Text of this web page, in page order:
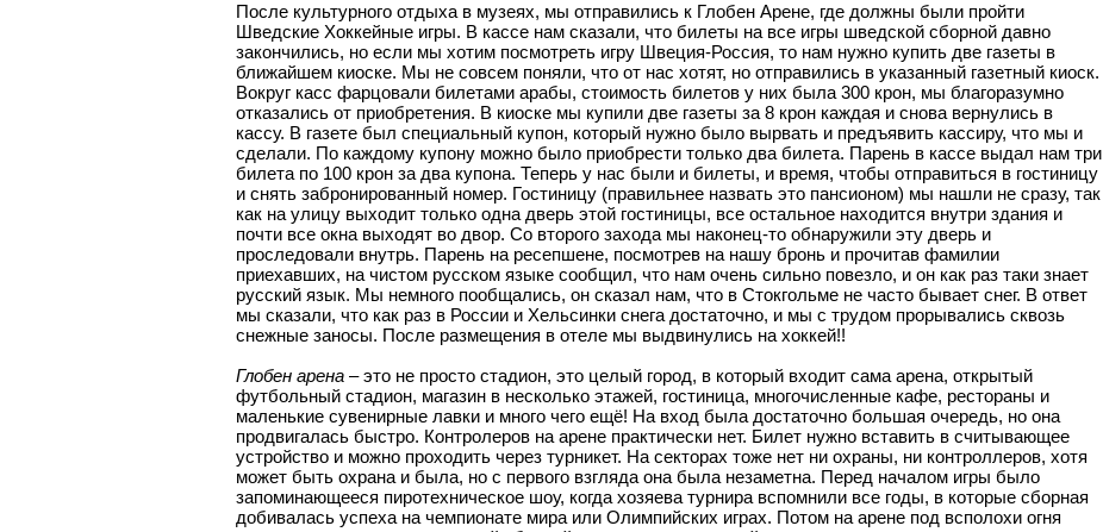
После культурного отдыха в музеях, мы отправились к Глобен Арене, где должны были пройти
Шведские Хоккейные игры. В кассе нам сказали, что билеты на все игры шведской сборной давно
закончились, но если мы хотим посмотреть игру Швеция-Россия, то нам нужно купить две газеты в
ближайшем киоске. Мы не совсем поняли, что от нас хотят, но отправились в указанный газетный киоск.
Вокруг касс фарцовали билетами арабы, стоимость билетов у них была 300 крон, мы благоразумно
отказались от приобретения. В киоске мы купили две газеты за 8 крон каждая и снова вернулись в
кассу. В газете был специальный купон, который нужно было вырвать и предъявить кассиру, что мы и
сделали. По каждому купону можно было приобрести только два билета. Парень в кассе выдал нам три
билета по 100 крон за два купона. Теперь у нас были и билеты, и время, чтобы отправиться в гостиницу
и снять забронированный номер. Гостиницу (правильнее назвать это пансионом) мы нашли не сразу, так
как на улицу выходит только одна дверь этой гостиницы, все остальное находится внутри здания и
почти все окна выходят во двор. Со второго захода мы наконец-то обнаружили эту дверь и
проследовали внутрь. Парень на ресепшене, посмотрев на нашу бронь и прочитав фамилии
приехавших, на чистом русском языке сообщил, что нам очень сильно повезло, и он как раз таки знает
русский язык. Мы немного пообщались, он сказал нам, что в Стокгольме не часто бывает снег. В ответ
мы сказали, что как раз в России и Хельсинки снега достаточно, и мы с трудом прорывались сквозь
снежные заносы. После размещения в отеле мы выдвинулись на хоккей!!
Глобен арена – это не просто стадион, это целый город, в который входит сама арена, открытый
футбольный стадион, магазин в несколько этажей, гостиница, многочисленные кафе, рестораны и
маленькие сувенирные лавки и много чего ещё! На вход была достаточно большая очередь, но она
продвигалась быстро. Контролеров на арене практически нет. Билет нужно вставить в считывающее
устройство и можно проходить через турникет. На секторах тоже нет ни охраны, ни контроллеров, хотя
может быть охрана и была, но с первого взгляда она была незаметна. Перед началом игры было
запоминающееся пиротехническое шоу, когда хозяева турнира вспомнили все годы, в которые сборная
добивалась успеха на чемпионате мира или Олимпийских играх. Потом на арене под всполохи огня